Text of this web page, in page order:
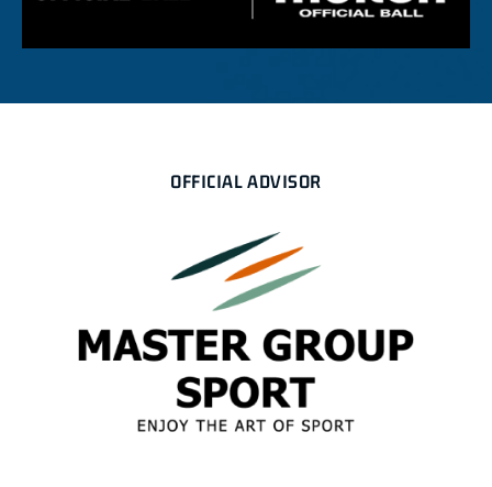
OFFICIAL ADVISOR